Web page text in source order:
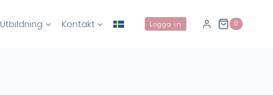
Utbildning Kontakt Logga in 0